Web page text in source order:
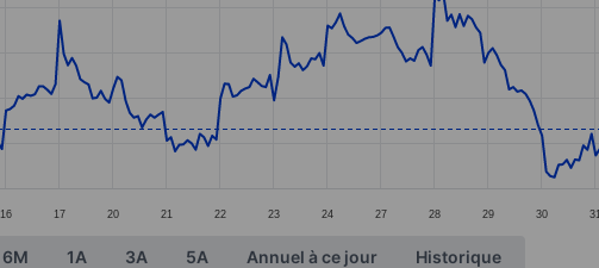
ranges from 79.23 to 84.39.
16 17 20 21 22 23 24 27 28 29 30 31
6M 1A 3A 5A Annuel à ce jour Historique